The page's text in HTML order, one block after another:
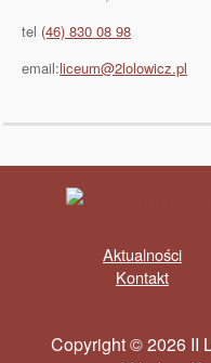
tel (46) 830 08 98
email:liceum@2lolowicz.pl
Aktualności
Kontakt
Copyright © 2026 II